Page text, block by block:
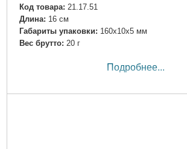
Код товара: 21.17.51
Длина: 16 см
Габариты упаковки: 160x10x5 мм
Вес брутто: 20 г
Подробнее...